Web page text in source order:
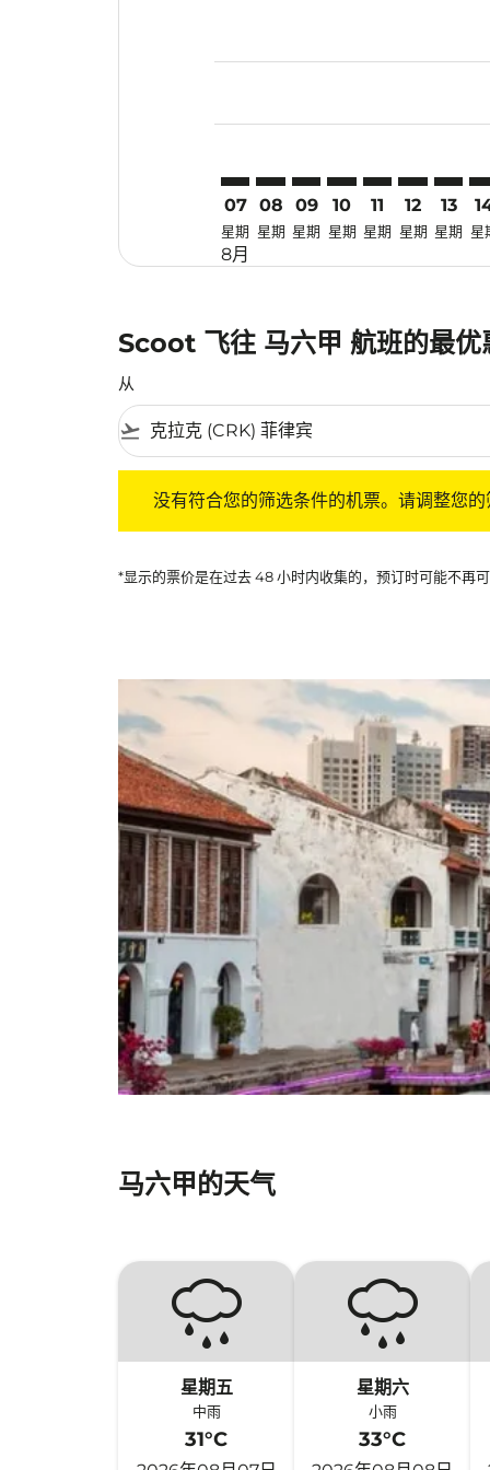
07
星期
8月
08
星期
09
星期
10
星期
11
星期
12
星期
13
星期 星
Scoot 飞往 马六甲 航班的最优
从
flight_takeoff
没有符合您的筛选条件的机票。请调整您
*显示的票价是在过去 48 小时内收集的，预订时可能不再
马六甲的天气
星期五
中雨
31°C
星期六
小雨
33°C